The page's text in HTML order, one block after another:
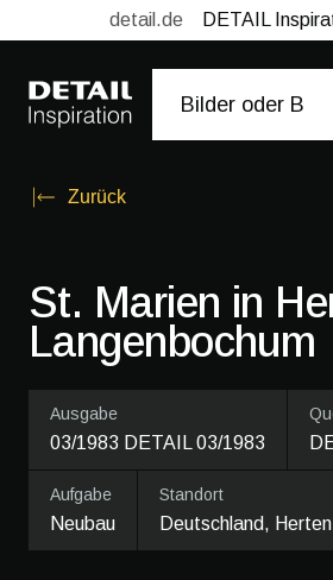
detail.de DETAIL
Zurück
St. Marien in
Langenbochum
Ausgabe
03/1983 DETAIL 03/1983
Aufgabe
Neubau
Standort
Deutschland, Herten